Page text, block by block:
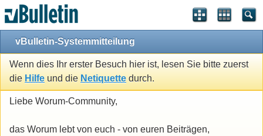
vBulletin-Systemmitteilung
Wenn dies Ihr erster Besuch hier ist, lesen Sie bitte zuerst
die Hilfe und die Netiquette durch.
Liebe Worum-Community,
das Worum lebt von euch - von euren Beiträgen,